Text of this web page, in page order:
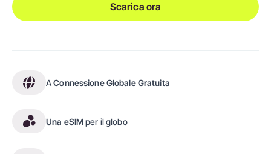
Scarica ora
AConnessione Globale Gratuita
Una eSIMper il globo